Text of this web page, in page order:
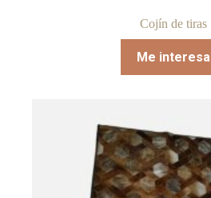
Cojín de tiras
Me interesa